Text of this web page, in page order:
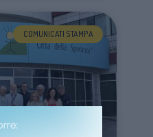
COMUNICATI STAMPA